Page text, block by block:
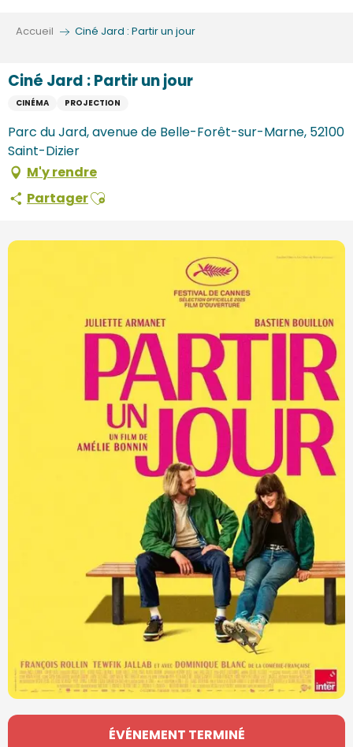
Accueil Ciné Jard : Partir un jour
Ciné Jard : Partir un jour
CINÉMA PROJECTION
Parc du Jard, avenue de Belle-Forêt-sur-Marne, 52100
Saint-Dizier
M'y rendre
PartagerAjouter aux favoris
Ouverture et coordonnées
ÉVÉNEMENT TERMINÉ